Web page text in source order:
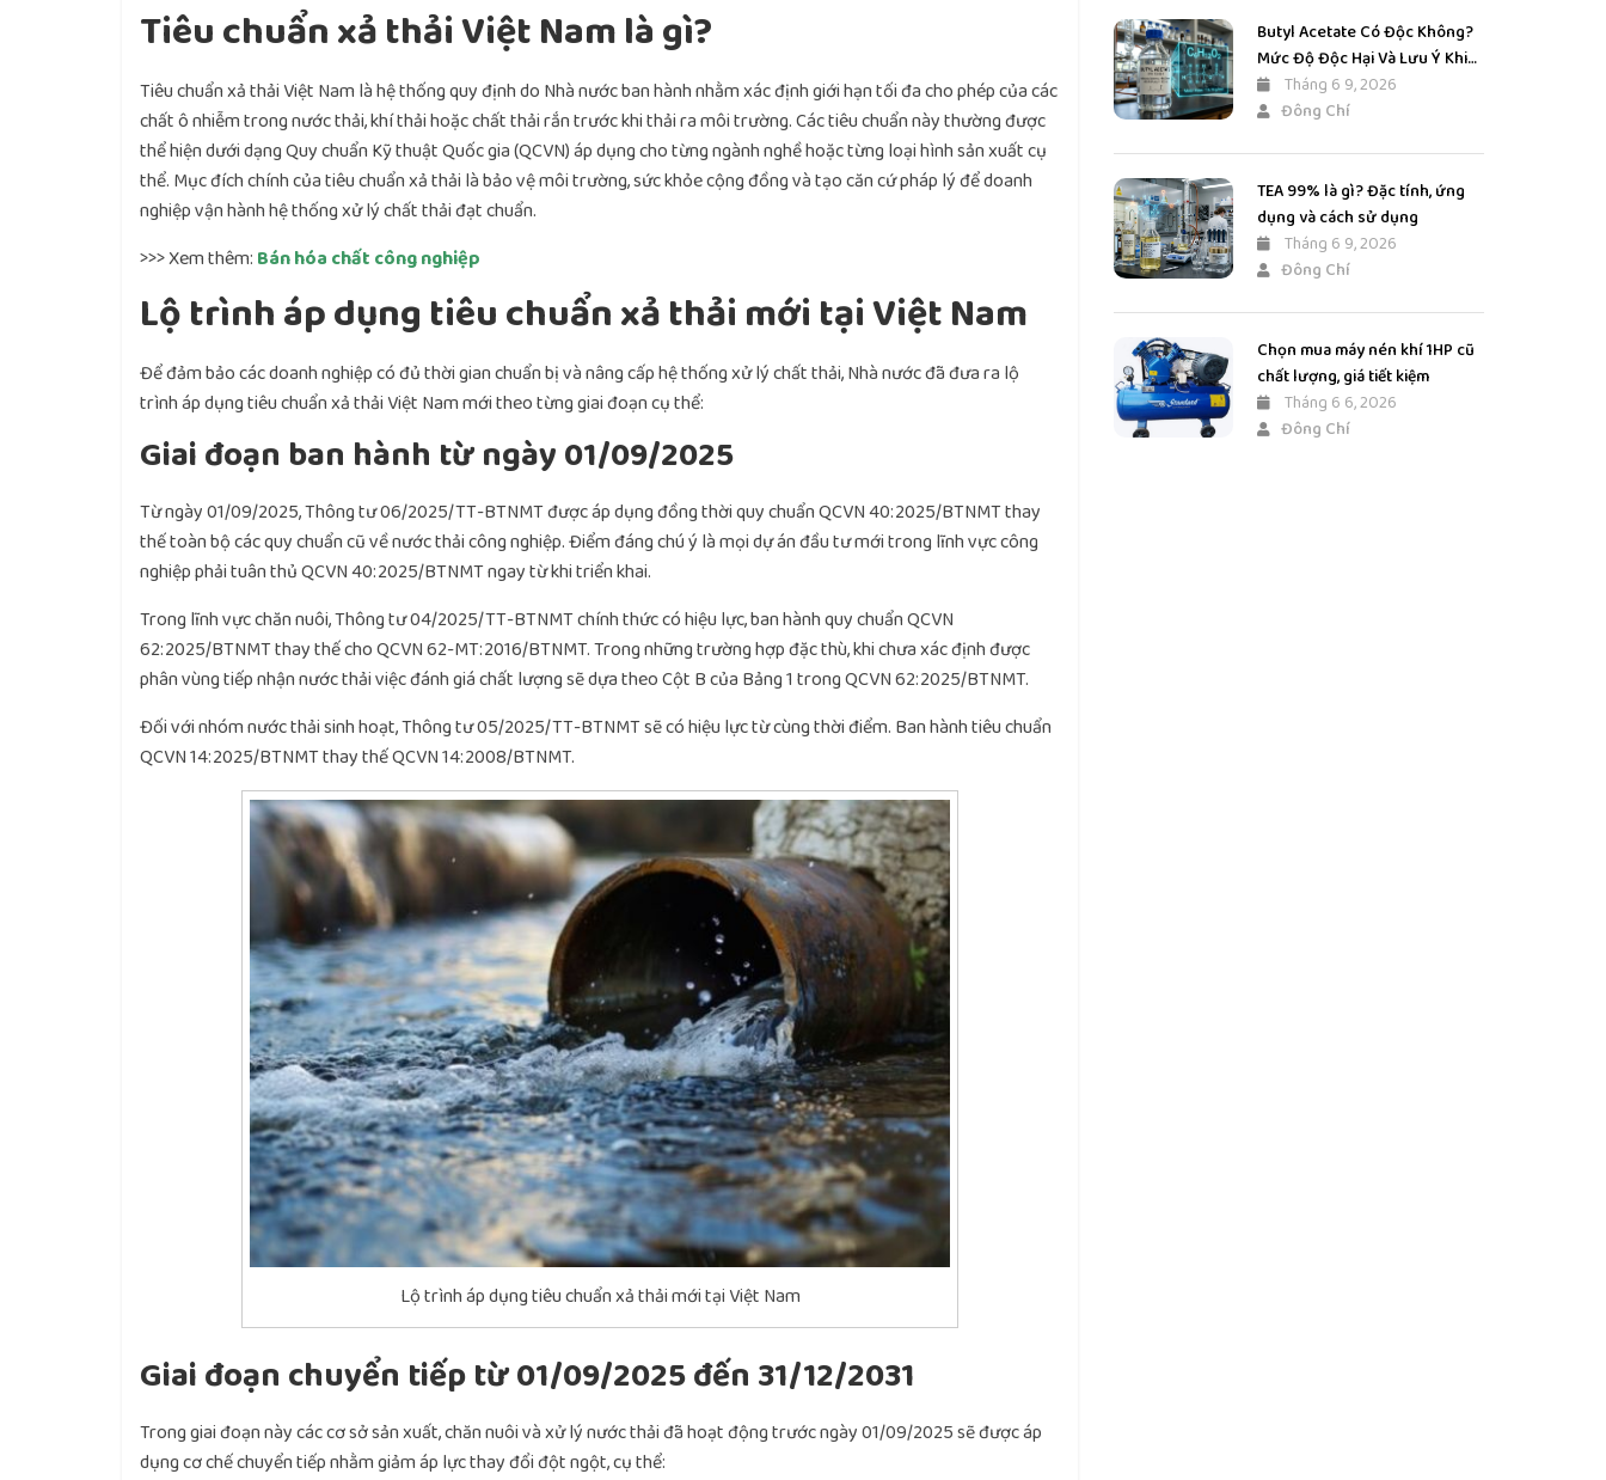
Tiêu chuẩn xả thải Việt Nam là gì?
Tiêu chuẩn xả thải Việt Nam là hệ thống quy định do Nhà nước ban hành nhằm xác định giới hạn tối đa cho phép của các
chất ô nhiễm trong nước thải, khí thải hoặc chất thải rắn trước khi thải ra môi trường. Các tiêu chuẩn này thường được
thể hiện dưới dạng Quy chuẩn Kỹ thuật Quốc gia (QCVN) áp dụng cho từng ngành nghề hoặc từng loại hình sản xuất cụ
thể. Mục đích chính của tiêu chuẩn xả thải là bảo vệ môi trường, sức khỏe cộng đồng và tạo căn cứ pháp lý để doanh
nghiệp vận hành hệ thống xử lý chất thải đạt chuẩn.
>>> Xem thêm: Bán hóa chất công nghiệp
Lộ trình áp dụng tiêu chuẩn xả thải mới tại Việt Nam
Để đảm bảo các doanh nghiệp có đủ thời gian chuẩn bị và nâng cấp hệ thống xử lý chất thải, Nhà nước đã đưa ra lộ
trình áp dụng tiêu chuẩn xả thải Việt Nam mới theo từng giai đoạn cụ thể:
Giai đoạn ban hành từ ngày 01/09/2025
Từ ngày 01/09/2025, Thông tư 06/2025/TT-BTNMT được áp dụng đồng thời quy chuẩn QCVN 40:2025/BTNMT thay
thế toàn bộ các quy chuẩn cũ về nước thải công nghiệp. Điểm đáng chú ý là mọi dự án đầu tư mới trong lĩnh vực công
nghiệp phải tuân thủ QCVN 40:2025/BTNMT ngay từ khi triển khai.
Trong lĩnh vực chăn nuôi, Thông tư 04/2025/TT-BTNMT chính thức có hiệu lực, ban hành quy chuẩn QCVN
62:2025/BTNMT thay thế cho QCVN 62-MT:2016/BTNMT. Trong những trường hợp đặc thù, khi chưa xác định được
phân vùng tiếp nhận nước thải việc đánh giá chất lượng sẽ dựa theo Cột B của Bảng 1 trong QCVN 62:2025/BTNMT.
Đối với nhóm nước thải sinh hoạt, Thông tư 05/2025/TT-BTNMT sẽ có hiệu lực từ cùng thời điểm. Ban hành tiêu chuẩn
QCVN 14:2025/BTNMT thay thế QCVN 14:2008/BTNMT.
Lộ trình áp dụng tiêu chuẩn xả thải mới tại Việt Nam
Giai đoạn chuyển tiếp từ 01/09/2025 đến 31/12/2031
Trong giai đoạn này các cơ sở sản xuất, chăn nuôi và xử lý nước thải đã hoạt động trước ngày 01/09/2025 sẽ được áp
dụng cơ chế chuyển tiếp nhằm giảm áp lực thay đổi đột ngột, cụ thể:
Butyl Acetate Có Độc Không?
Mức Độ Độc Hại Và Lưu Ý Khi
Sử Dụng
Tháng 6 9, 2026
Đông Chí
TEA 99% là gì? Đặc tính, ứng
dụng và cách sử dụng
Tháng 6 9, 2026
Đông Chí
Chọn mua máy nén khí 1HP cũ
chất lượng, giá tiết kiệm
Tháng 6 6, 2026
Đông Chí